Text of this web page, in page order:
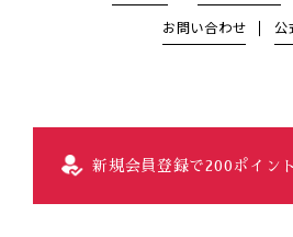
お問い合わせ 公
新規会員登録で200ポイン